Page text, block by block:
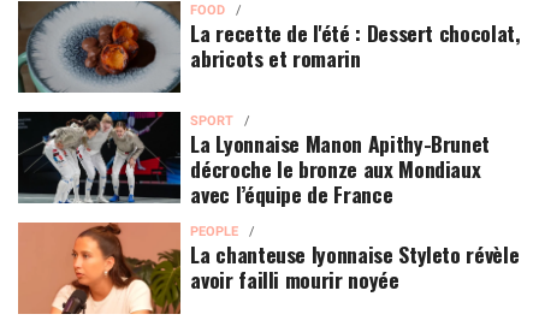
FOOD
La recette de l'été : Dessert chocolat,
abricots et romarin
SPORT
La Lyonnaise Manon Apithy-Brunet
décroche le bronze aux Mondiaux
avec l’équipe de France
PEOPLE
La chanteuse lyonnaise Styleto révèle
avoir failli mourir noyée